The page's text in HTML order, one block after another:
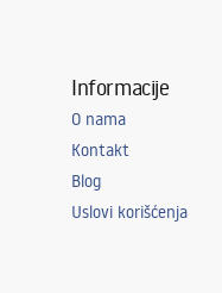
Informacije
O nama
Kontakt
Blog
Uslovi korišćenja